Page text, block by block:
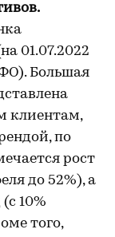
01.07.2022
Большая
клиентам,
по
рост
до 52%), а
10%
того,